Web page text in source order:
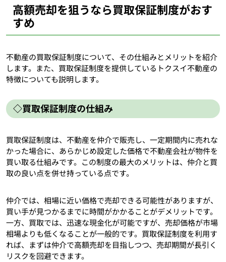
高額売却を狙うなら買取保証制度がおす
すめ
不動産の買取保証制度について、その仕組みとメリットを紹介
します。また、買取保証制度を提供しているトクスイ不動産の
特徴についても説明します。
◇買取保証制度の仕組み
買取保証制度は、不動産を仲介で販売し、一定期間内に売れな
かった場合に、あらかじめ設定した価格で不動産会社が物件を
買い取る仕組みです。この制度の最大のメリットは、仲介と買
取の良い点を併せ持っている点です。
仲介では、相場に近い価格で売却できる可能性がありますが、
買い手が見つかるまでに時間がかかることがデメリットです。
一方、買取では、迅速な現金化が可能ですが、売却価格が市場
相場よりも低くなることが一般的です。買取保証制度を利用す
れば、まずは仲介で高額売却を目指しつつ、売却期間が長引く
リスクを回避できます。